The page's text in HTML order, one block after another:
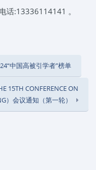
话:13336114141 。
中国高被引学者”榜单
15TH CONFERENCE ON
）会议通知（第一轮）